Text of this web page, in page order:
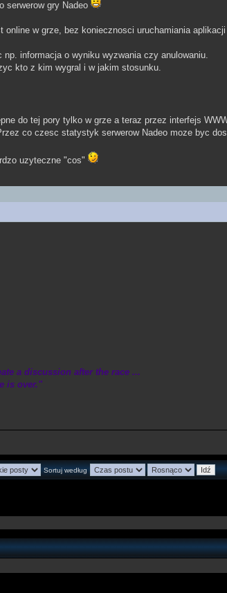
serwerow gry Nadeo
w grze, bez koniecznosci uruchamiania
informacja o wyniku wyzwania czy anulowaniu.
kto z kim wygral i w jakim stosunku.
do tej pory tylko w grze a teraz przez interfejs
co czesc statystyk serwerow Nadeo moze byc
uzyteczne "cos"
a discussion after the race ...
is over."
Sortuj według